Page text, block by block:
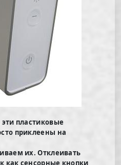
пластиковые
приклеены на
их. Отклеивать
как сенсорные кнопки